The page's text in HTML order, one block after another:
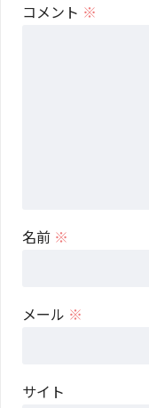
コメント ※
名前 ※
メール ※
サイト